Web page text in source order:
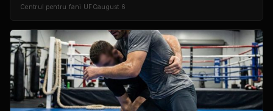
Centrul pentru fani UFCaugust 6